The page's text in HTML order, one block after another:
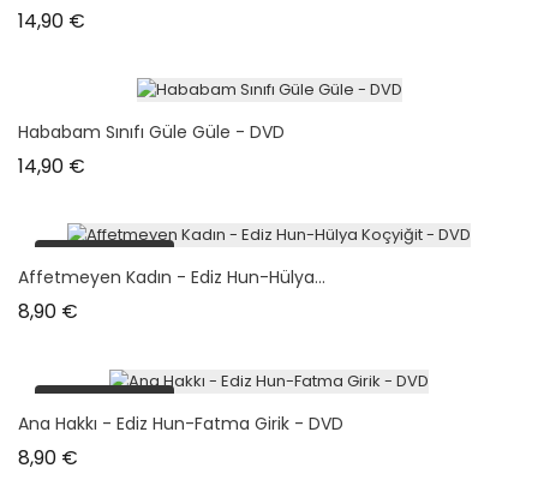
14,90 €
Hababam Sınıfı Güle Güle - DVD
14,90 €
plus en stock
Affetmeyen Kadın - Ediz Hun-Hülya...
8,90 €
plus en stock
Ana Hakkı - Ediz Hun-Fatma Girik - DVD
8,90 €